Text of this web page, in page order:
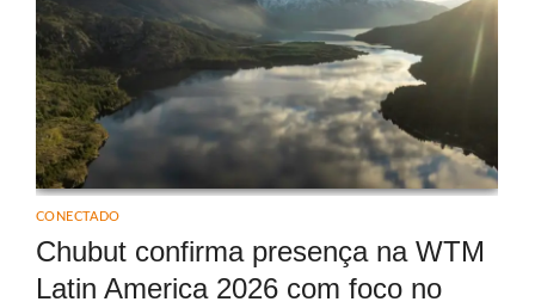
CONECTADO
Chubut confirma presença na WTM
Latin America 2026 com foco no